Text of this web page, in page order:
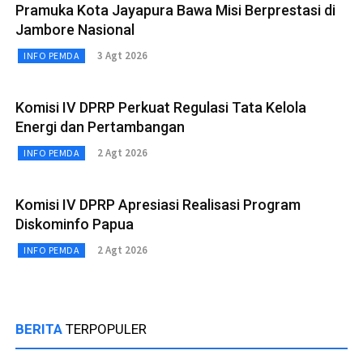
Pramuka Kota Jayapura Bawa Misi Berprestasi di
Jambore Nasional
INFO PEMDA 3 Agt 2026
Komisi IV DPRP Perkuat Regulasi Tata Kelola
Energi dan Pertambangan
INFO PEMDA 2 Agt 2026
Komisi IV DPRP Apresiasi Realisasi Program
Diskominfo Papua
INFO PEMDA 2 Agt 2026
BERITA TERPOPULER